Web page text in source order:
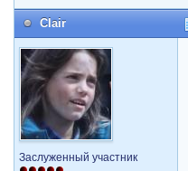
Clair
Заслуженный участник